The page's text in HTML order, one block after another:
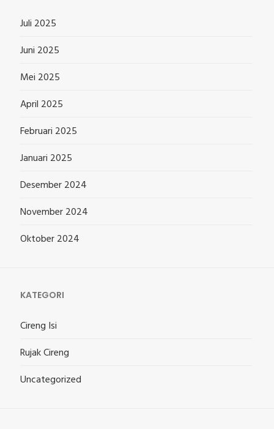
Juli 2025
Juni 2025
Mei 2025
April 2025
Februari 2025
Januari 2025
Desember 2024
November 2024
Oktober 2024
KATEGORI
Cireng Isi
Rujak Cireng
Uncategorized